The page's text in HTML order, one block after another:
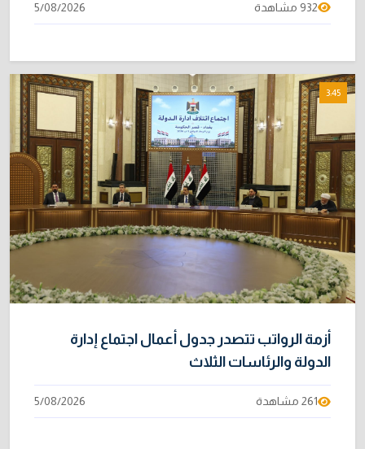
932 مشاهدة 5/08/2026
3:45
أزمة الرواتب تتصدر جدول أعمال اجتماع إدارة
الدولة والرئاسات الثلاث
261 مشاهدة 5/08/2026